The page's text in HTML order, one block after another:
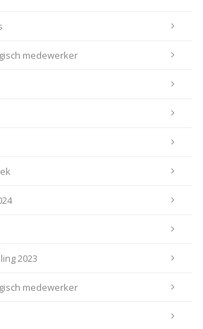
medewerker
2023
medewerker